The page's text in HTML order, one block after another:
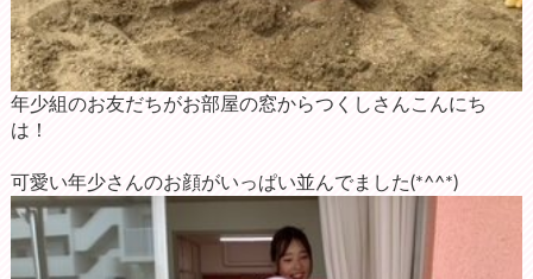
年少組のお友だちがお部屋の窓からつくしさんこんにち
は！
可愛い年少さんのお顔がいっぱい並んでました(*^^*)